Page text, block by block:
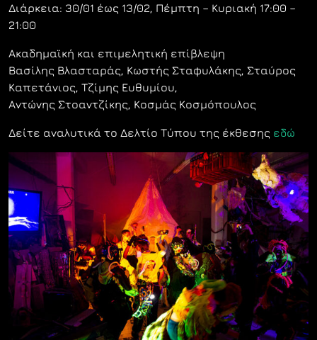
Διάρκεια: 30/01 έως 13/02, Πέμπτη – Κυριακή 17:00 –
21:00
Ακαδημαϊκή και επιμελητική επίβλεψη
Βασίλης Βλασταράς, Κωστής Σταφυλάκης, Σταύρος
Καπετάνιος, Τζίμης Ευθυμίου,
Αντώνης Στοαντζίκης, Κοσμάς Κοσμόπουλος
Δείτε αναλυτικά το Δελτίο Τύπου της έκθεσης εδώ